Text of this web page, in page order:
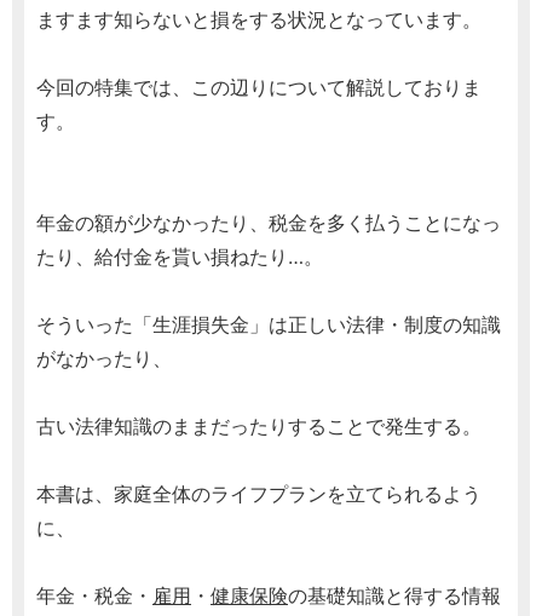
ますます知らないと損をする状況となっています。
今回の特集では、この辺りについて解説しておりま
す。
年金の額が少なかったり、税金を多く払うことになっ
たり、給付金を貰い損ねたり…。
そういった「生涯損失金」は正しい法律・制度の知識
がなかったり、
古い法律知識のままだったりすることで発生する。
本書は、家庭全体のライフプランを立てられるよう
に、
年金・税金・ 雇用 ・ 健康保険の基礎知識と得する情報